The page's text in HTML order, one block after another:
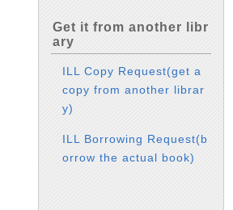
Get it from another libr
ary
ILL Copy Request(get a
copy from another librar
y)
ILL Borrowing Request(b
orrow the actual book)